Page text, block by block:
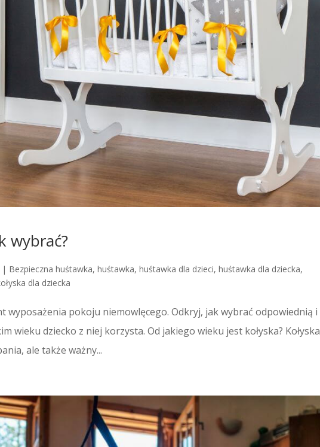
wybrać?
| Bezpieczna huśtawka,huśtawka,huśtawka dla dzieci,huśtawka dla dziecka,
dla dziecka
wyposażenia pokoju niemowlęcego. Odkryj, jak wybrać odpowiednią i
wieku dziecko z niej korzysta. Od jakiego wieku jest kołyska? Kołyska
ale także ważny...